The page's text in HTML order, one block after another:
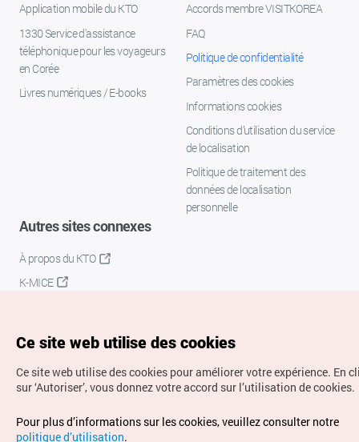
Application mobile du KTO
1330 Service d'assistance
téléphonique pour les voyageurs
en Corée
Livres numériques / E-books
Accords membre VISITKOREA
FAQ
Politique de confidentialité
Paramètres des cookies
Informations cookies
Conditions d’utilisation du service
de localisation
Politique de traitement des
données de localisation
personnelle
Autres sites connexes
À propos du KTO
K-MICE
Droits d’auteur (c) Office National du Tourisme en Corée.
Tous droits réservés.
Ce site web utilise des cookies
Ce site web utilise des cookies pour améliorer votre expérience. En
sur ‘Autoriser’, vous donnez votre accord sur l’utilisation de cookies.
Pour plus d’informations sur les cookies, veuillez consulter notre
politique d’utilisation.